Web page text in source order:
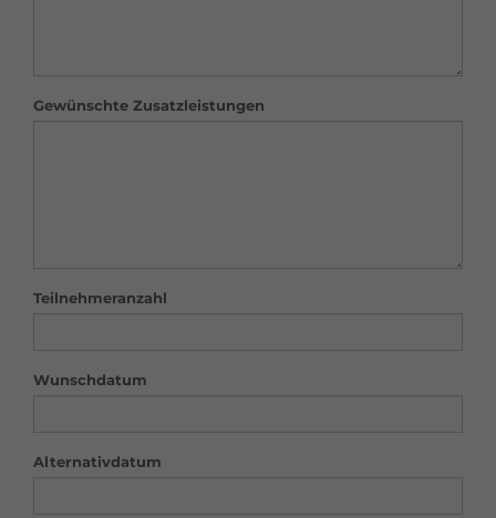
Gewünschte Zusatzleistungen
Teilnehmeranzahl
Wunschdatum
Alternativdatum